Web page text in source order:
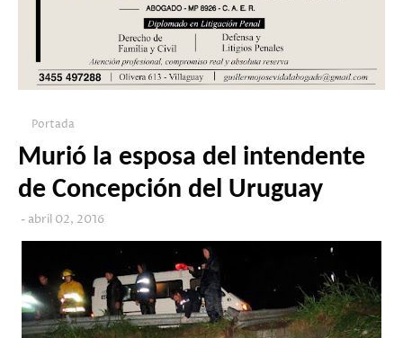
Portada
Murió la esposa del intendente
de Concepción del Uruguay
abril 02, 2016